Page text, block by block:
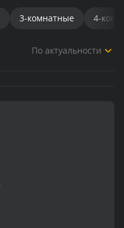
3-комнатные 4-
По актуальности